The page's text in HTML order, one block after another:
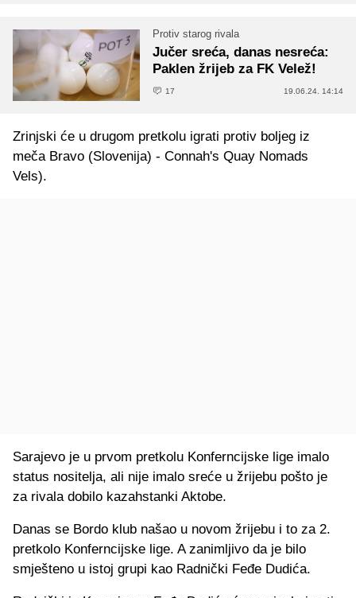
Protiv starog rivala
Jučer sreća, danas nesreća:
Paklen žrijeb za FK Velež!
17 19.06.24. 14:14
Zrinjski će u drugom pretkolu igrati protiv boljeg iz
meča Bravo (Slovenija) - Connah's Quay Nomads
Vels).
Sarajevo je u prvom pretkolu Konferncijske lige imalo
status nositelja, ali nije imalo sreće u žrijebu pošto je
za rivala dobilo kazahstanki Aktobe.
Danas se Bordo klub našao u novom žrijebu i to za 2.
pretkolo Konferncijske lige. A zanimljivo da je bilo
smješteno u istoj grupi kao Radnički Feđe Dudića.